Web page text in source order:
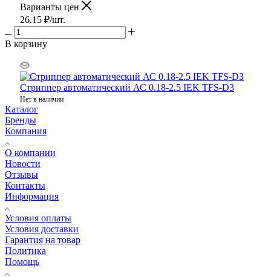
Варианты цен
26.15 ₽/шт.
В корзину
Стриппер автоматический АС 0.18-2.5 IEK TFS-D3
Нет в наличии
Каталог
Бренды
Компания
О компании
Новости
Отзывы
Контакты
Информация
Условия оплаты
Условия доставки
Гарантия на товар
Политика
Помощь